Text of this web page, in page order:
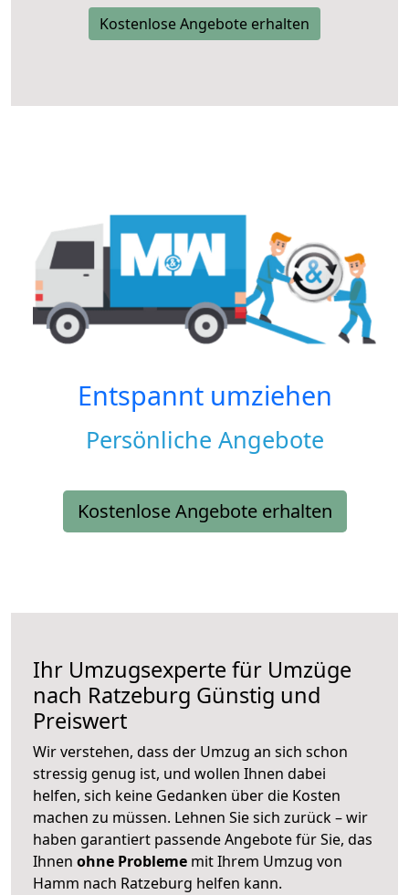
Kostenlose Angebote erhalten
Entspannt umziehen
Persönliche Angebote
Kostenlose Angebote erhalten
Ihr Umzugsexperte für Umzüge
nach Ratzeburg Günstig und
Preiswert
Wir verstehen, dass der Umzug an sich schon
stressig genug ist, und wollen Ihnen dabei
helfen, sich keine Gedanken über die Kosten
machen zu müssen. Lehnen Sie sich zurück – wir
haben garantiert passende Angebote für Sie, das
Ihnen ohne Probleme mit Ihrem Umzug von
Hamm nach Ratzeburg helfen kann.